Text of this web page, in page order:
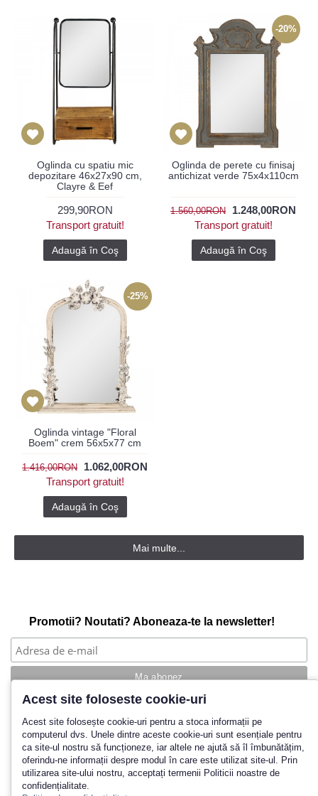
Oglinda cu spatiu mic
depozitare 46x27x90 cm,
Clayre & Eef
299,90RON
Transport gratuit!
Adaugă în Coş
-20%
Oglinda de perete cu finisaj
antichizat verde 75x4x110cm
1.560,00RON
1.248,00RON
Transport gratuit!
Adaugă în Coş
-25%
Oglinda vintage "Floral
Boem" crem 56x5x77 cm
1.416,00RON
1.062,00RON
Transport gratuit!
Adaugă în Coş
Mai multe...
Promotii? Noutati? Aboneaza-te la newsletter!
Povestea noastra
Cum cumpar?
Termeni si conditii
Politica de retur
Contact
Inregistrare
Acest site foloseste cookie-uri
Acest site folosește cookie-uri pentru a stoca informații pe
computerul dvs. Unele dintre aceste cookie-uri sunt esențiale pentru
ca site-ul nostru să funcționeze, iar altele ne ajută să îl îmbunătățim,
oferindu-ne informații despre modul în care este utilizat site-ul. Prin
utilizarea site-ului nostru, acceptați termenii Politicii noastre de
confidențialitate.